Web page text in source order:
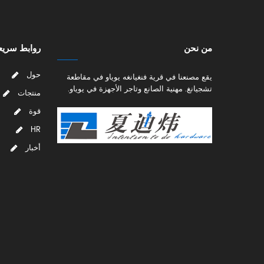
من نحن
يقع مصنعنا في قرية فنغيانغه يوياو في مقاطعة
تشجيانغ. مهنية الصانع وتاجر الأجهزة في يوياو.
روابط
حول
منتجات
قوة
HR
أخبار